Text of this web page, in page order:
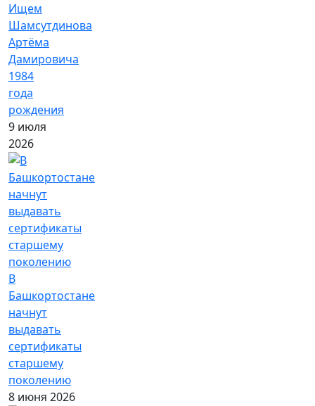
Ищем
Шамсутдинова
Артёма
Дамировича
1984
года
рождения
9 июля
2026
В
Башкортостане
начнут
выдавать
сертификаты
старшему
поколению
8 июня 2026